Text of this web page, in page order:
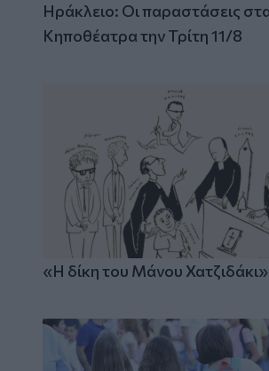
Ηράκλειο: Οι παραστάσεις
Κηποθέατρα την Τρίτη 11/8
«Η δίκη του Μάνου